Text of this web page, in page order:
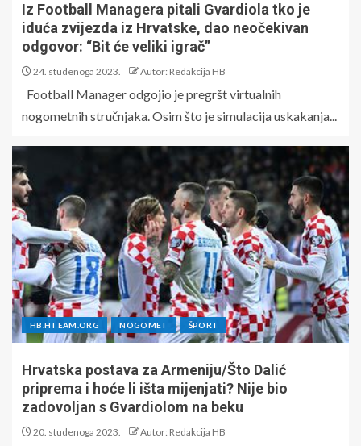
Iz Football Managera pitali Gvardiola tko je
iduća zvijezda iz Hrvatske, dao neočekivan
odgovor: “Bit će veliki igrač”
24. studenoga 2023. Autor: Redakcija HB
Football Manager odgojio je pregršt virtualnih
nogometnih stručnjaka. Osim što je simulacija uskakanja...
HB.HTEAM.ORG NOGOMET ŠPORT
Hrvatska postava za Armeniju/Što Dalić
priprema i hoće li išta mijenjati? Nije bio
zadovoljan s Gvardiolom na beku
20. studenoga 2023. Autor: Redakcija HB